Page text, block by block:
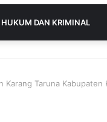
HUKUM DAN KRIMINAL
Karang Taruna Kabupaten